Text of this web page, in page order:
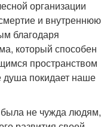
организации
и внутреннюю
бла­годаря
который способен
пространством
покидает наше
не чужда людям,